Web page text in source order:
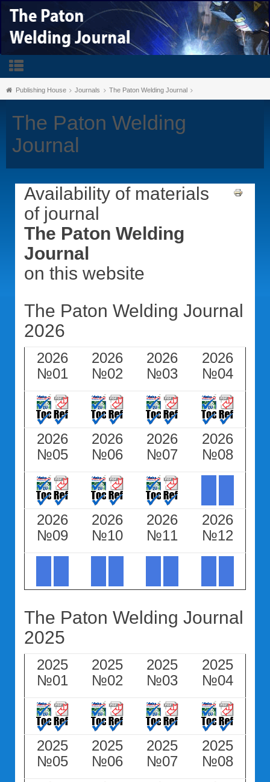
Publishing House Journals The Paton Welding Journal
The Paton Welding
Journal
Availability of materials
of journal
The Paton Welding
Journal
on this website
The Paton Welding Journal
2026
2026
№01
2026
№02
2026
№03
2026
№04
2026
№05
2026
№06
2026
№07
2026
№08
2026
№09
2026
№10
2026
№11
2026
№12
The Paton Welding Journal
2025
2025
№01
2025
№02
2025
№03
2025
№04
2025
№05
2025
№06
2025
№07
2025
№08